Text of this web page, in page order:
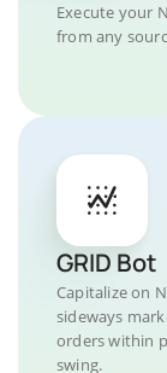
Execute your
from any
GRID Bot
Capitalize on
sideways
orders within
swing.